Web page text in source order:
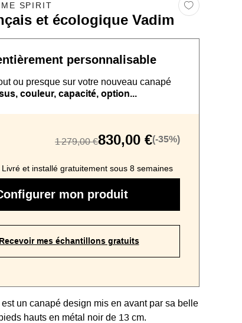
SPIRIT
et écologique Vadim
personnalisable
ou presque sur votre nouveau canapé
couleur, capacité, option...
1 279,00 €830,00 €(-35%)
Livré et installé gratuitement sous 8 semaines
mon produit
Recevoir mes échantillons gratuits
est un canapé design mis en avant par sa belle
hauts en métal noir de 13 cm.